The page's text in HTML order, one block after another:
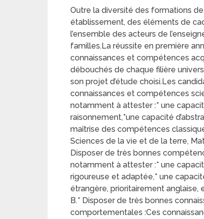
Outre la diversité des formations
établissement, des éléments de
l’ensemble des acteurs de
familles.La réussite en première
connaissances et compétences
débouchés de chaque filière
son projet d’étude choisi.Les
connaissances et compétences
notamment à attester :* une
raisonnement,*une capacité
maîtrise des compétences
Sciences de la vie et de la terre,
Disposer de très bonnes
notamment à attester :* une
rigoureuse et adaptée,* une
étrangère, prioritairement anglaise,
B.* Disposer de très bonnes
comportementales :Ces